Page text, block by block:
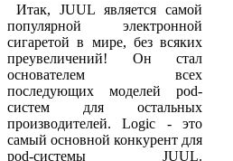
Итак, JUUL является самой
популярной электронной
сигаретой в мире, без всяких
преувеличений! Он стал
основателем всех
последующих моделей pod-
систем для остальных
производителей. Logic - это
самый основной конкурент для
pod-системы JUUL.